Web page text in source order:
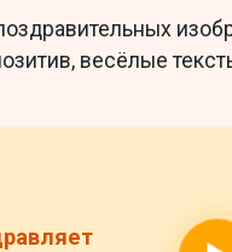
весёлые